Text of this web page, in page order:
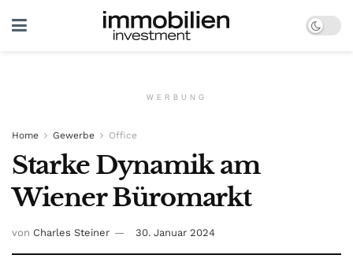
WERBUNG
Home Gewerbe Office
Starke Dynamik am
Wiener Büromarkt
von Charles Steiner 30. Januar 2024